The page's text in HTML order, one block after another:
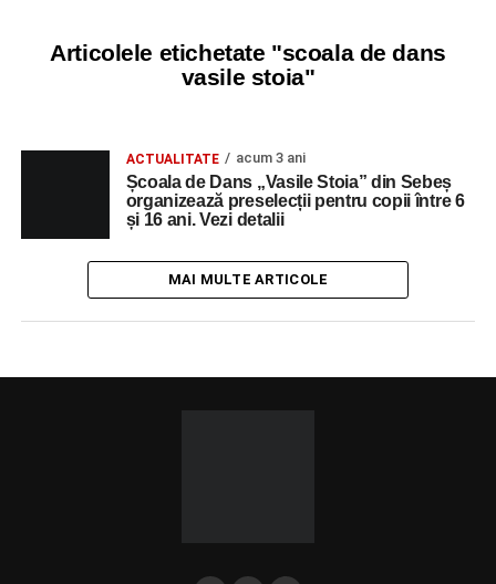
Articolele etichetate "scoala de dans
vasile stoia"
ACTUALITATE acum 3 ani
Școala de Dans „Vasile Stoia” din Sebeș
organizează preselecții pentru copii între 6
și 16 ani. Vezi detalii
MAI MULTE ARTICOLE